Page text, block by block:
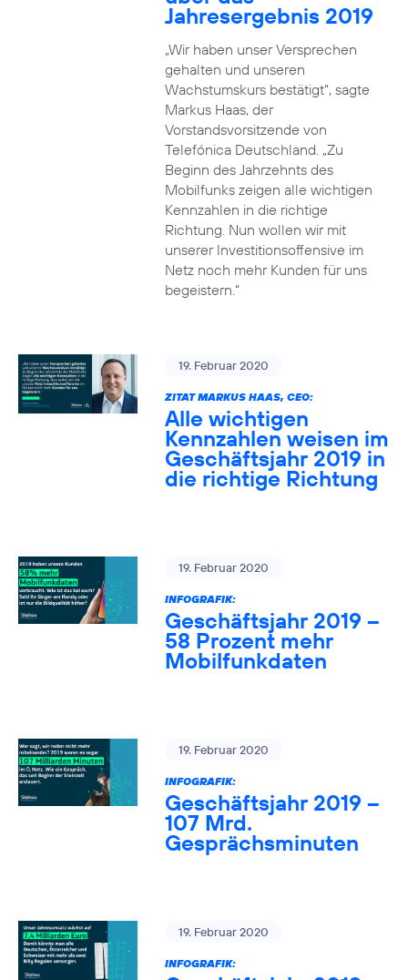
Jahresergebnis 2019
„Wir haben unser Versprechen
gehalten und unseren
Wachstumskurs bestätigt“, sagte
Markus Haas, der
Vorstandsvorsitzende von
Telefónica Deutschland. „Zu
Beginn des Jahrzehnts des
Mobilfunks zeigen alle wichtigen
Kennzahlen in die richtige
Richtung. Nun wollen wir mit
unserer Investitionsoffensive im
Netz noch mehr Kunden für uns
begeistern.“
19. Februar 2020
ZITAT MARKUS HAAS, CEO:
Alle wichtigen
Kennzahlen weisen im
Geschäftsjahr 2019 in
die richtige Richtung
19. Februar 2020
INFOGRAFIK:
Geschäftsjahr 2019 –
58 Prozent mehr
Mobilfunkdaten
19. Februar 2020
INFOGRAFIK:
Geschäftsjahr 2019 –
107 Mrd.
Gesprächsminuten
19. Februar 2020
INFOGRAFIK: